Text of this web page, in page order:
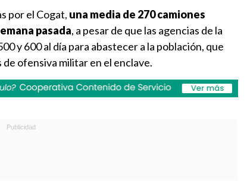
por el Cogat, una media de 270 camiones
pasada, a pesar de que las agencias de la
y 600 al día para abastecer a la población, que
ofensiva militar en el enclave.